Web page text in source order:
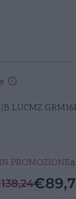
IN PROMOZIONEa
138,24€